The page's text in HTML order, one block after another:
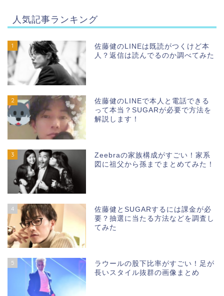
人気記事ランキング
1
佐藤健のLINEは既読がつくけど本
人？返信は読んでるのか調べてみた
2
佐藤健のLINEで本人と電話できる
って本当？SUGARが必要で方法を
解説します！
3
Zeebraの家族構成がすごい！家系
図に祖父から孫までまとめてみた！
4
佐藤健とSUGARするには課金が必
要？抽選に当たる方法などを調査し
てみた
5
ラウールの股下比率がすごい！足が
長いスタイル抜群の画像まとめ